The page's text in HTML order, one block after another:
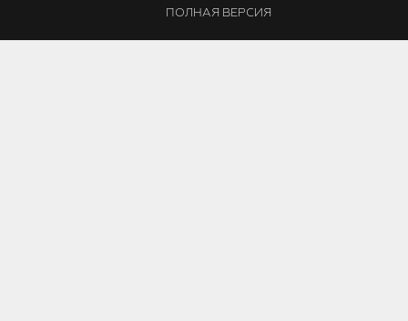
ПОЛНАЯ ВЕРСИЯ